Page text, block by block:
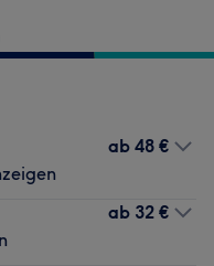
ab 48 €
ab 32 €